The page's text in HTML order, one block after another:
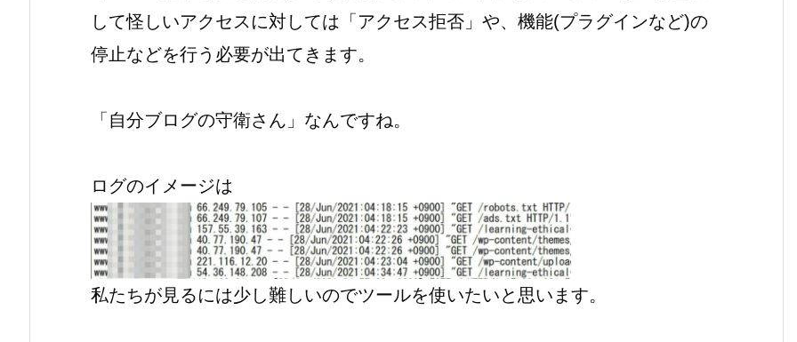
して怪しいアクセスに対しては「アクセス拒否」や、機能(プラグインなど)の
停止などを行う必要が出てきます。
「自分ブログの守衛さん」なんですね。
ログのイメージは
私たちが見るには少し難しいのでツールを使いたいと思います。